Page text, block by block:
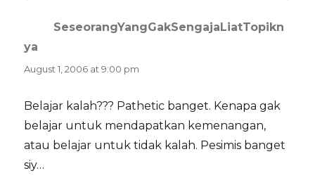
SeseorangYangGakSengajaLiatTopikn
ya
August 1, 2006 at 9:00 pm
Belajar kalah??? Pathetic banget. Kenapa gak
belajar untuk mendapatkan kemenangan,
atau belajar untuk tidak kalah. Pesimis banget
siy…